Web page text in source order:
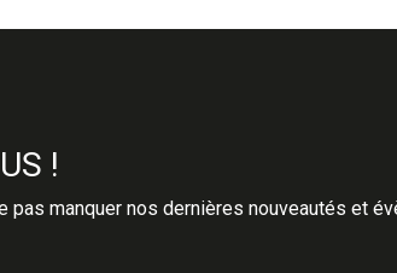
!
manquer nos dernières nouveautés et